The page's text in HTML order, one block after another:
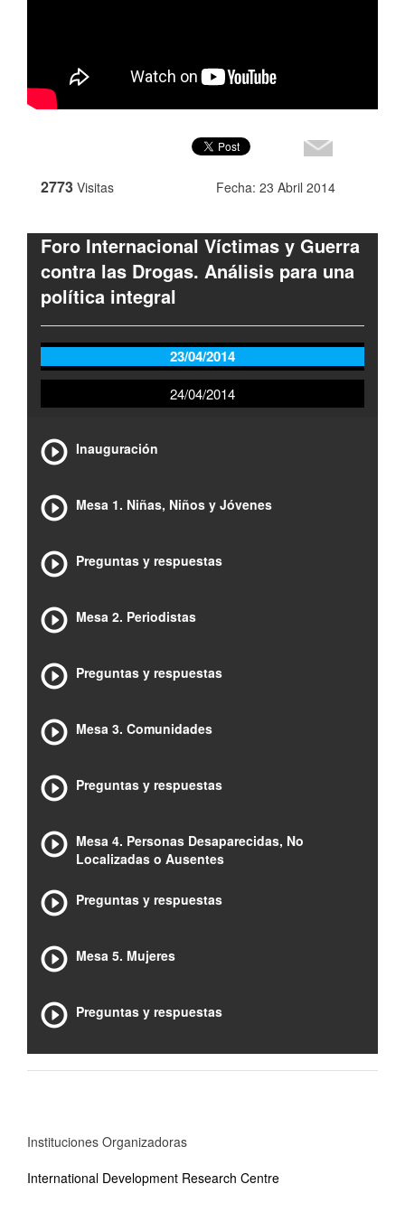
2773 Visitas Fecha: 23 Abril 2014
Foro Internacional Víctimas y Guerra
contra las Drogas. Análisis para una
política integral
23/04/2014
24/04/2014
Inauguración
Mesa 1. Niñas, Niños y Jóvenes
Preguntas y respuestas
Mesa 2. Periodistas
Preguntas y respuestas
Mesa 3. Comunidades
Preguntas y respuestas
Mesa 4. Personas Desaparecidas, No
Localizadas o Ausentes
Preguntas y respuestas
Mesa 5. Mujeres
Preguntas y respuestas
Instituciones Organizadoras
International Development Research Centre